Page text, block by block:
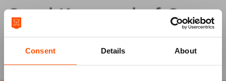
Consent Details About
Carel Kraayenhof &
Marietta Petkova